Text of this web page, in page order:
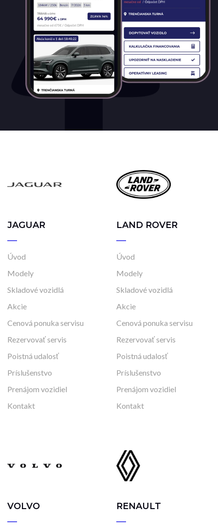
JAGUAR
Úvod
Modely
Skladové vozidlá
Akcie
Cenová ponuka servisu
Rezervovať servis
Poistná udalosť
Príslušenstvo
Prenájom vozidiel
Kontakt
LAND ROVER
Úvod
Modely
Skladové vozidlá
Akcie
Cenová ponuka servisu
Rezervovať servis
Poistná udalosť
Príslušenstvo
Prenájom vozidiel
Kontakt
VOLVO RENAULT